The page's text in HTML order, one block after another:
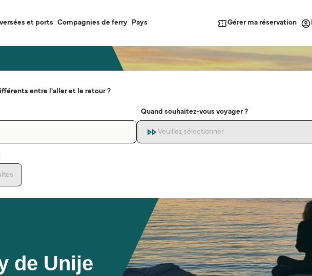
et ports Compagnies de ferry Pays Gérer ma réservation
de Unije
entre l'aller et le retour ?
Quand souhaitez-vous voyager ?
Veuillez sélectionner